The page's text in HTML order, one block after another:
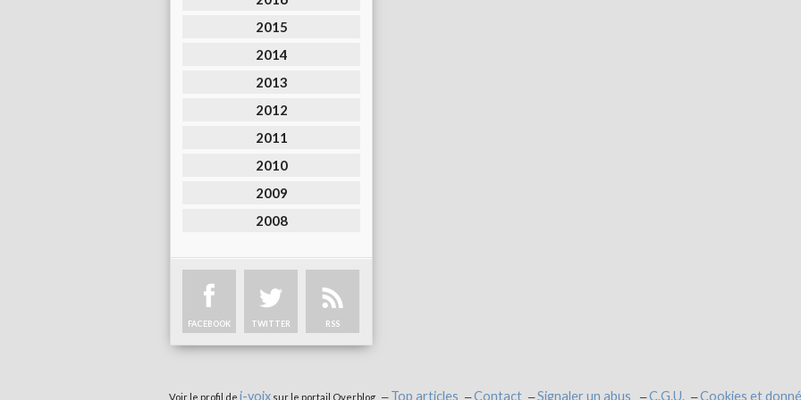
2015
2014
2013
2012
2011
2010
2009
2008
FACEBOOK TWITTER RSS
Voir le profil de i-voixsur le portail Overblog Top articles Contact Signaler un abus C.G.U. Cookies et